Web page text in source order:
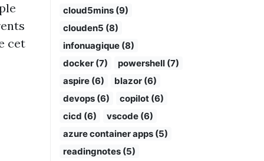
cet
cloud5mins (9)
clouden5 (8)
infonuagique (8)
docker (7)
powershell (7)
aspire (6)
blazor (6)
devops (6)
copilot (6)
cicd (6)
vscode (6)
azure container apps (5)
readingnotes (5)